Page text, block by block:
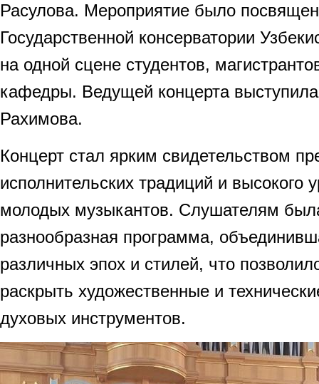
Расулова. Мероприятие было
Государственной консерватории
на одной сцене студентов,
кафедры. Ведущей концерта
Рахимова.
Концерт стал ярким свидетельством
исполнительских традиций и высокого
молодых музыкантов. Слушателям
разнообразная программа,
различных эпох и стилей, что
раскрыть художественные и
духовых инструментов.